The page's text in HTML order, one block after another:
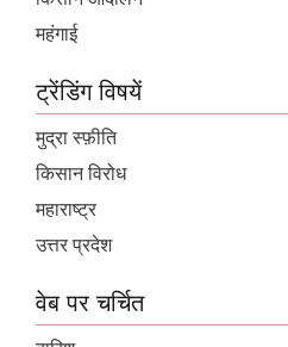
महंगाई
ट्रेंडिंग विषयें
मुद्रा स्फ़ीति
किसान विरोध
महाराष्ट्र
उत्तर प्रदेश
वेब पर चर्चित